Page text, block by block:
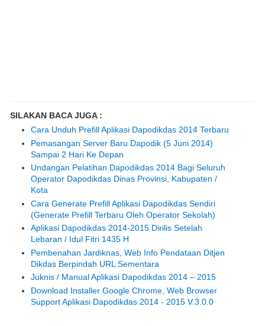
SILAKAN BACA JUGA :
Cara Unduh Prefill Aplikasi Dapodikdas 2014 Terbaru
Pemasangan Server Baru Dapodik (5 Juni 2014)
Sampai 2 Hari Ke Depan
Undangan Pelatihan Dapodikdas 2014 Bagi Seluruh
Operator Dapodikdas Dinas Provinsi, Kabupaten /
Kota
Cara Generate Prefill Aplikasi Dapodikdas Sendiri
(Generate Prefill Terbaru Oleh Operator Sekolah)
Aplikasi Dapodikdas 2014-2015 Dirilis Setelah
Lebaran / Idul Fitri 1435 H
Pembenahan Jardiknas, Web Info Pendataan Ditjen
Dikdas Berpindah URL Sementara
Juknis / Manual Aplikasi Dapodikdas 2014 – 2015
Download Installer Google Chrome, Web Browser
Support Aplikasi Dapodikdas 2014 - 2015 V.3.0.0